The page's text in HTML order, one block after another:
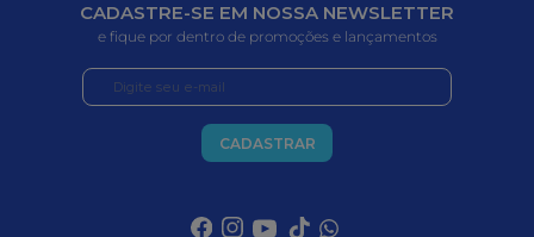
CADASTRE-SE EM NOSSA NEWSLETTER
e fique por dentro de promoções e lançamentos
CADASTRAR